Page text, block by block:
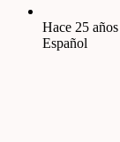
Hace 25
Español